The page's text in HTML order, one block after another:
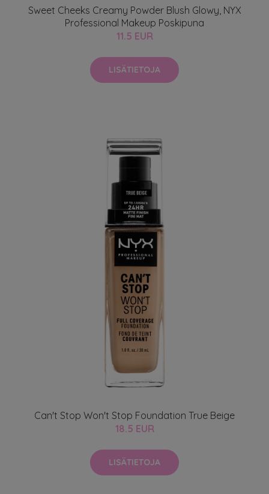
Sweet Cheeks Creamy Powder Blush Glowy, NYX
Professional Makeup Poskipuna
11.5 EUR
LISÄTIETOJA
Can't Stop Won't Stop Foundation True Beige
18.5 EUR
LISÄTIETOJA